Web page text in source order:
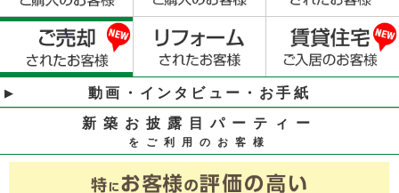
動画・インタビュー・お手紙
新築お披露目パーティー
をご利用のお客様